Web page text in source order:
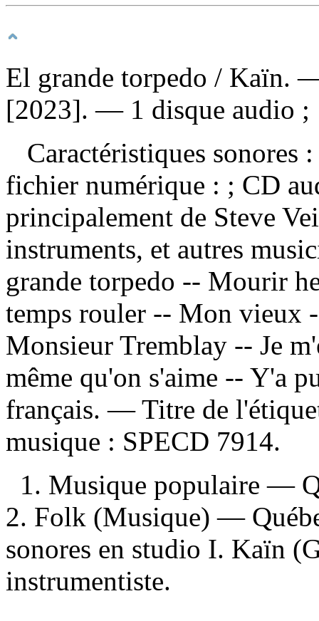
El grande torpedo / Kaïn.
[2023]. — 1 disque audio ;
Caractéristiques sonores
fichier numérique : ; CD
principalement de Steve
instruments, et autres
grande torpedo -- Mourir
temps rouler -- Mon vieux
Monsieur Tremblay -- Je
même qu'on s'aime -- Y'a
français. — Titre de
musique : SPECD 7914.
1. Musique populaire —
2. Folk (Musique) —
sonores en studio I. Kaïn
instrumentiste.